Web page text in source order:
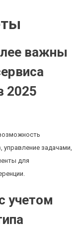
важны
2025
управление задачами,
для
учетом